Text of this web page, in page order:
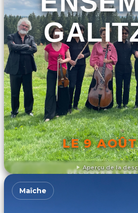
Aperçu de la
LE 9
DÉCOUVRIR
Maîche